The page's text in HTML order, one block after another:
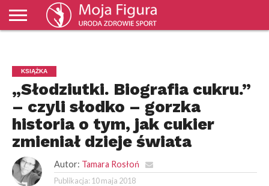
KSIĄŻKA
„Słodziutki. Biografia cukru.”
– czyli słodko – gorzka
historia o tym, jak cukier
zmieniał dzieje świata
Autor: Tamara Rosłoń
Publikacja: 10 maja 2018